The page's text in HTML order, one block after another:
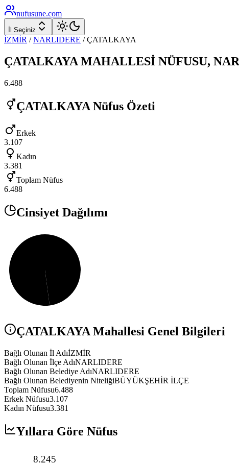
nufusune.com
İl Seçiniz
İZMİR / NARLIDERE /ÇATALKAYA
ÇATALKAYA MAHALLESİ NÜFUSU,
6.488
ÇATALKAYA Nüfus Özeti
Erkek
3.107
Kadın
3.381
Toplam Nüfus
6.488
Cinsiyet Dağılımı
ÇATALKAYAMahallesi Genel Bilgileri
Bağlı Olunan İl AdıİZMİR
Bağlı Olunan İlçe AdıNARLIDERE
Bağlı Olunan Belediye AdıNARLIDERE
Bağlı Olunan Belediyenin NiteliğiBÜYÜKŞEHİR İLÇE
Toplam Nüfusu6.488
Erkek Nüfusu3.107
Kadın Nüfusu3.381
Yıllara Göre Nüfus
8.245